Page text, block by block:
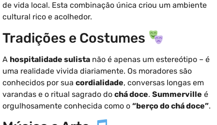
de vida local. Esta combinação única criou um ambiente
cultural rico e acolhedor.
Tradições e Costumes
A hospitalidade sulista não é apenas um estereótipo – é
uma realidade vivida diariamente. Os moradores são
conhecidos por sua cordialidade, conversas longas em
varandas e o ritual sagrado do chá doce. Summerville é
orgulhosamente conhecida como o “berço do chá doce”.